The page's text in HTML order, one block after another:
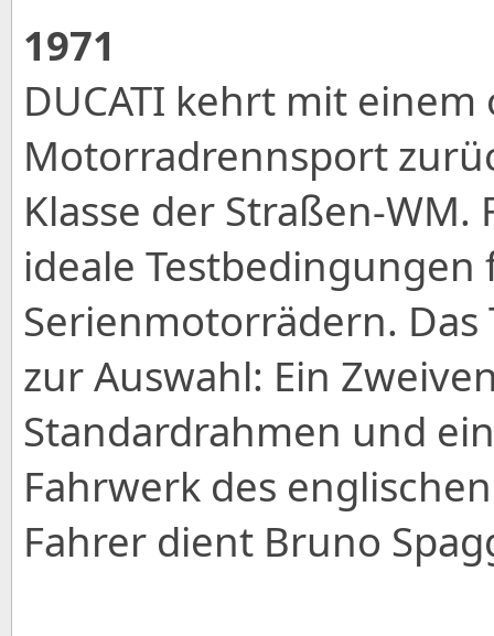
1971
DUCATI kehrt mit
Motorradrennsport
Klasse der Straßen-
ideale
Serienmotorrädern.
zur Auswahl: Ein
Standardrahmen und
Fahrwerk des
Fahrer dient Bruno